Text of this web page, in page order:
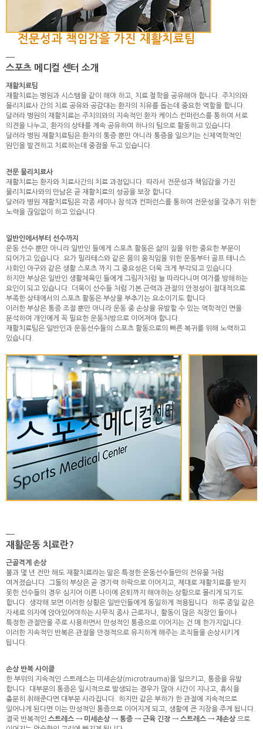
전문성과 책임감을 가진 재활치료팀
스포츠 메디컬 센터 소개
재활치료팀
재활치료는 병원과 시스템을 같이 해야 하고, 치료 철학을 공유해야 합니다. 주치의와
물리치료사 간의 치료 공유와 공감대는 환자의 치유를 돕는데 중요한 역할을 합니다.
달려라 병원의 재활치료는 주치의와의 지속적인 환자 케이스 컨퍼런스를 통하여 서로
의견을 나누고, 환자의 상태를 계속 공유하여 하나의 팀으로 활동하고 있습니다.
달려라 병원 재활치료팀은 환자의 통증 뿐만 아니라 통증을 일으키는 신체역학적인
원인을 발견하고 치료하는데 중점을 두고 있습니다.
전문 물리치료사
재활치료는 환자와 치료사간의 치료 과정입니다. 따라서 전문성과 책임감을 가진
물리치료사와의 만남은 곧 재활치료의 성공을 보장 합니다.
달려라 병원 재활치료팀은 각종 세미나 참석과 컨퍼런스를 통하여 전문성을 갖추기 위한
노력을 끊임없이 하고 있습니다.
일반인에서부터 선수까지
운동 선수 뿐만 아니라 일반인 들에게 스포츠 활동은 삶의 질을 위한 중요한 부분이
되어가고 있습니다. 요가 필라테스와 같은 몸의 움직임을 위한 운동부터 골프 테니스
사회인 야구와 같은 생활 스포츠 까지 그 중요성은 더욱 크게 부각되고 있습니다.
하지만 부상은 일반인 생활체육인 들에게 그림자처럼 늘 따라다니며 여가를 방해하는
요인이 되고 있습니다. 더욱이 선수들 처럼 기본 근력과 관절의 안정성이 절대적으로
부족한 상태에서의 스포츠 활동은 부상을 부추기는 요소이기도 합니다.
이러한 부상은 통증 조절 뿐만 아니라 운동 중 손상을 유발할 수 있는 역학적인 면을
분석하여 개인에게 꼭 필요한 운동처방으로 이어져야 합니다.
재활치료팀은 일반인과 운동선수들의 스포츠 활동으로의 빠른 복귀를 위해 노력하고
있습니다.
재활운동 치료란?
근골격계 손상
불과 몇 년 전만 해도 재활치료라는 말은 특정한 운동선수들만의 전유물 처럼
여겨졌습니다. 그들의 부상은 곧 경기력 하락으로 이어지고, 제대로 재활치료를 받지
못한 선수들의 경우 심지어 이른 나이에 은퇴까지 해야하는 상황으로 몰리게 되기도
합니다. 생각해 보면 이러한 상황은 일반인들에게 동일하게 적용됩니다. 하루 종일 같은
자세로 의자에 앉아있어야하는 사무직 종사 근로자나, 활동이 많은 직장인 들이나
특정한 관절만을 주로 사용하면서 만성적인 통증으로 이어지는 건 매 한가지입니다.
이러한 지속적인 반복은 관절을 안정적으로 유지하게 해주는 조직들을 손상시키게
됩니다.
손상 반복 사이클
한 부위의 지속적인 스트레스는 미세손상(microtrauma)을 일으키고, 통증을 유발
합니다. 대부분의 통증은 일시적으로 발생되는 경우가 많아 시간이 지나고, 휴식을
충분히 취해준다면 대부분 사라집니다. 하지만 같은 부하가 한 관절에 지속적으로
일어나게 된다면 이는 만성적인 통증으로 이어지게 되고, 생활에 큰 지장을 주게 됩니다.
결국 반복적인 스트레스 → 미세손상 → 통증 → 근육 긴장 → 스트레스 → 재손상으로